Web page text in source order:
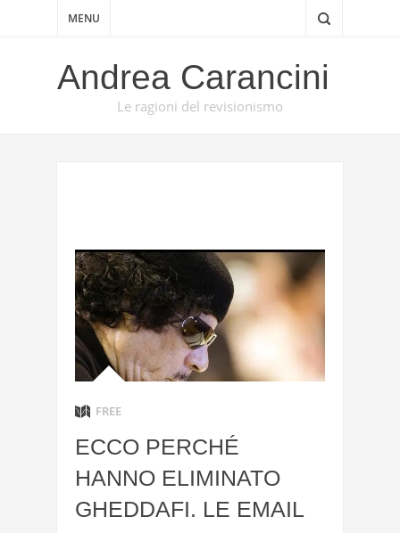
MENU
Andrea Carancini
Le ragioni del revisionismo
FREE
ECCO PERCHÉ
HANNO ELIMINATO
GHEDDAFI. LE EMAIL